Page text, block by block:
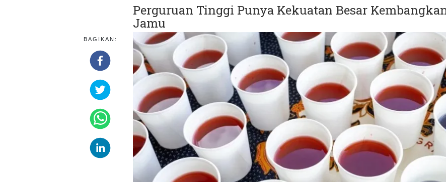
Ikuti Kami di:
Perguruan Tinggi Punya Kekuatan Besar
Jamu
BAGIKAN: